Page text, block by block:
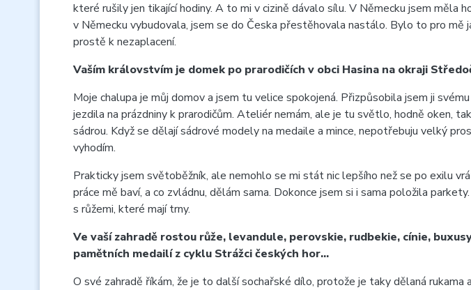
které rušily jen tikající hodiny. A to mi v cizině dávalo sílu. V Německu jsem měla
v Německu vybudovala, jsem se do Česka přestěhovala nastálo. Bylo to pro
prostě k nezaplacení.
Vaším královstvím je domek po prarodičích v obci Hasina na okraji
Moje chalupa je můj domov a jsem tu velice spokojená. Přizpůsobila jsem ji
jezdila na prázdniny k prarodičům. Ateliér nemám, ale je tu světlo, hodně oken,
sádrou. Když se dělají sádrové modely na medaile a mince, nepotřebuju velký
vyhodím.
Prakticky jsem světoběžník, ale nemohlo se mi stát nic lepšího než se po exilu
práce mě baví, a co zvládnu, dělám sama. Dokonce jsem si i sama položila
s růžemi, které mají trny.
Ve vaší zahradě rostou růže, levandule, perovskie, rudbekie, cínie,
pamětních medailí z cyklu Strážci českých hor…
O své zahradě říkám, že je to další sochařské dílo, protože je taky dělaná